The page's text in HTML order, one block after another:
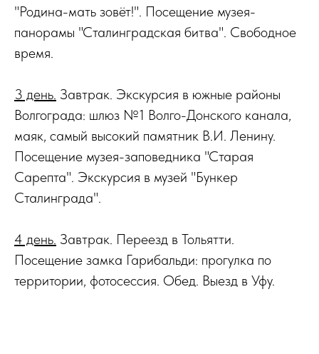
"Родина-мать зовёт!". Посещение музея-
панорамы "Сталинградская битва". Свободное
время.
3 день. Завтрак. Экскурсия в южные районы
Волгограда: шлюз №1 Волго-Донского канала,
маяк, самый высокий памятник В.И. Ленину.
Посещение музея-заповедника "Старая
Сарепта". Экскурсия в музей "Бункер
Сталинграда".
4 день. Завтрак. Переезд в Тольятти.
Посещение замка Гарибальди: прогулка по
территории, фотосессия. Обед. Выезд в Уфу.